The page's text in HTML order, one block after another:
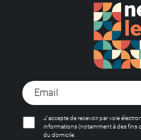
J'accepte de recevoir par voie
informations (notamment à des fins
du domicile.